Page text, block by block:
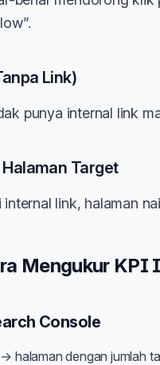
Link)
punya internal link
Target
link, halaman
Mengukur KPI
Console
→ halaman dengan jumlah